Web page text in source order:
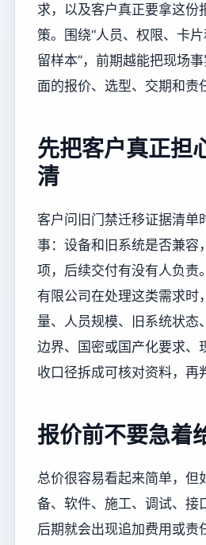
求，以及客户真正要拿这份
策。围绕“人员、权限、卡
留样本”，前期越能把现场
面的报价、选型、交期和责
先把客户真正担
清
客户问旧门禁迁移证据清单
事：设备和旧系统是否兼容
项，后续交付有没有人负责
有限公司在处理这类需求时
量、人员规模、旧系统状态
边界、国密或国产化要求、
收口径拆成可核对资料，再
报价前不要急着
总价很容易看起来简单，但
备、软件、施工、调试、接
后期就会出现追加费用或责